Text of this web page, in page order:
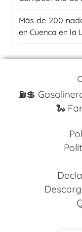
Más de 200
en Cuenca en la
⛽️💲
🐍